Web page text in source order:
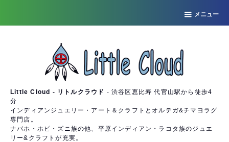
メニュー
Little Cloud - リトルクラウド - 渋谷区恵比寿 代官山駅から徒歩4
分
インディアンジュエリー・アート＆クラフトとオルテガ&チマヨラグ
専門店。
ナバホ・ホピ・ズニ族の他、平原インディアン・ラコタ族のジュエ
リー&クラフトが充実。